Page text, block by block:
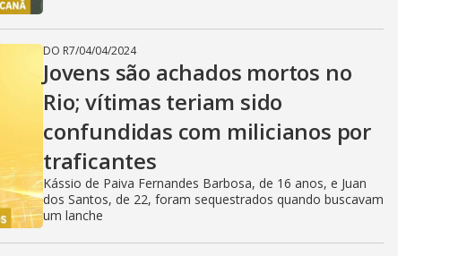
DO R7/04/04/2024
Jovens são achados mortos no
Rio; vítimas teriam sido
confundidas com milicianos por
traficantes
Kássio de Paiva Fernandes Barbosa, de 16 anos, e Juan
dos Santos, de 22, foram sequestrados quando buscavam
um lanche